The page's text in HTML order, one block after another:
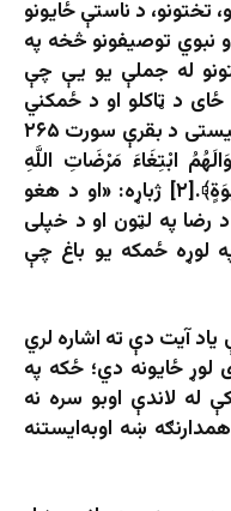
تختونو، د ناستې ځایونو
نبوي توصیفونو څخه په
له جملې یو یې چې
ځای د ټاکلو او د ځمکني
جنتونو د جوړولو لپاره الهام ترې اخیستی د بقرې سورت ۲۶۵
ابْتِغَاءَ مَرْضَاتِ اللَّهِ
وَتَثبِيتًا مِّنْ أَنفُسِهِمْ كَمَثَلِ جَنَّةٍ بِرَبْوَةٍ﴾.[۲] ژباړه: «او د هغو
رضا په لټون او د خپلى
لوړه ځمكه يو باغ چې
آیت دې ته اشاره لري
لوړ ځایونه دي؛ ځکه په
لاندې اوبو سره نه
ښه اوبه‌ایستنه